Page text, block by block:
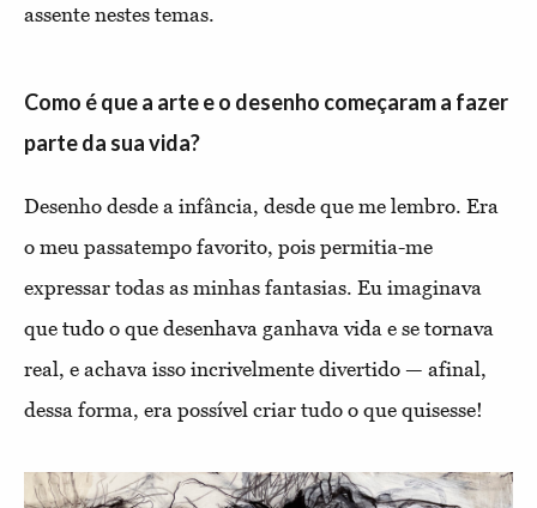
assente nestes temas.
Como é que a arte e o desenho começaram a fazer
parte da sua vida?
Desenho desde a infância, desde que me lembro. Era
o meu passatempo favorito, pois permitia-me
expressar todas as minhas fantasias. Eu imaginava
que tudo o que desenhava ganhava vida e se tornava
real, e achava isso incrivelmente divertido — afinal,
dessa forma, era possível criar tudo o que quisesse!